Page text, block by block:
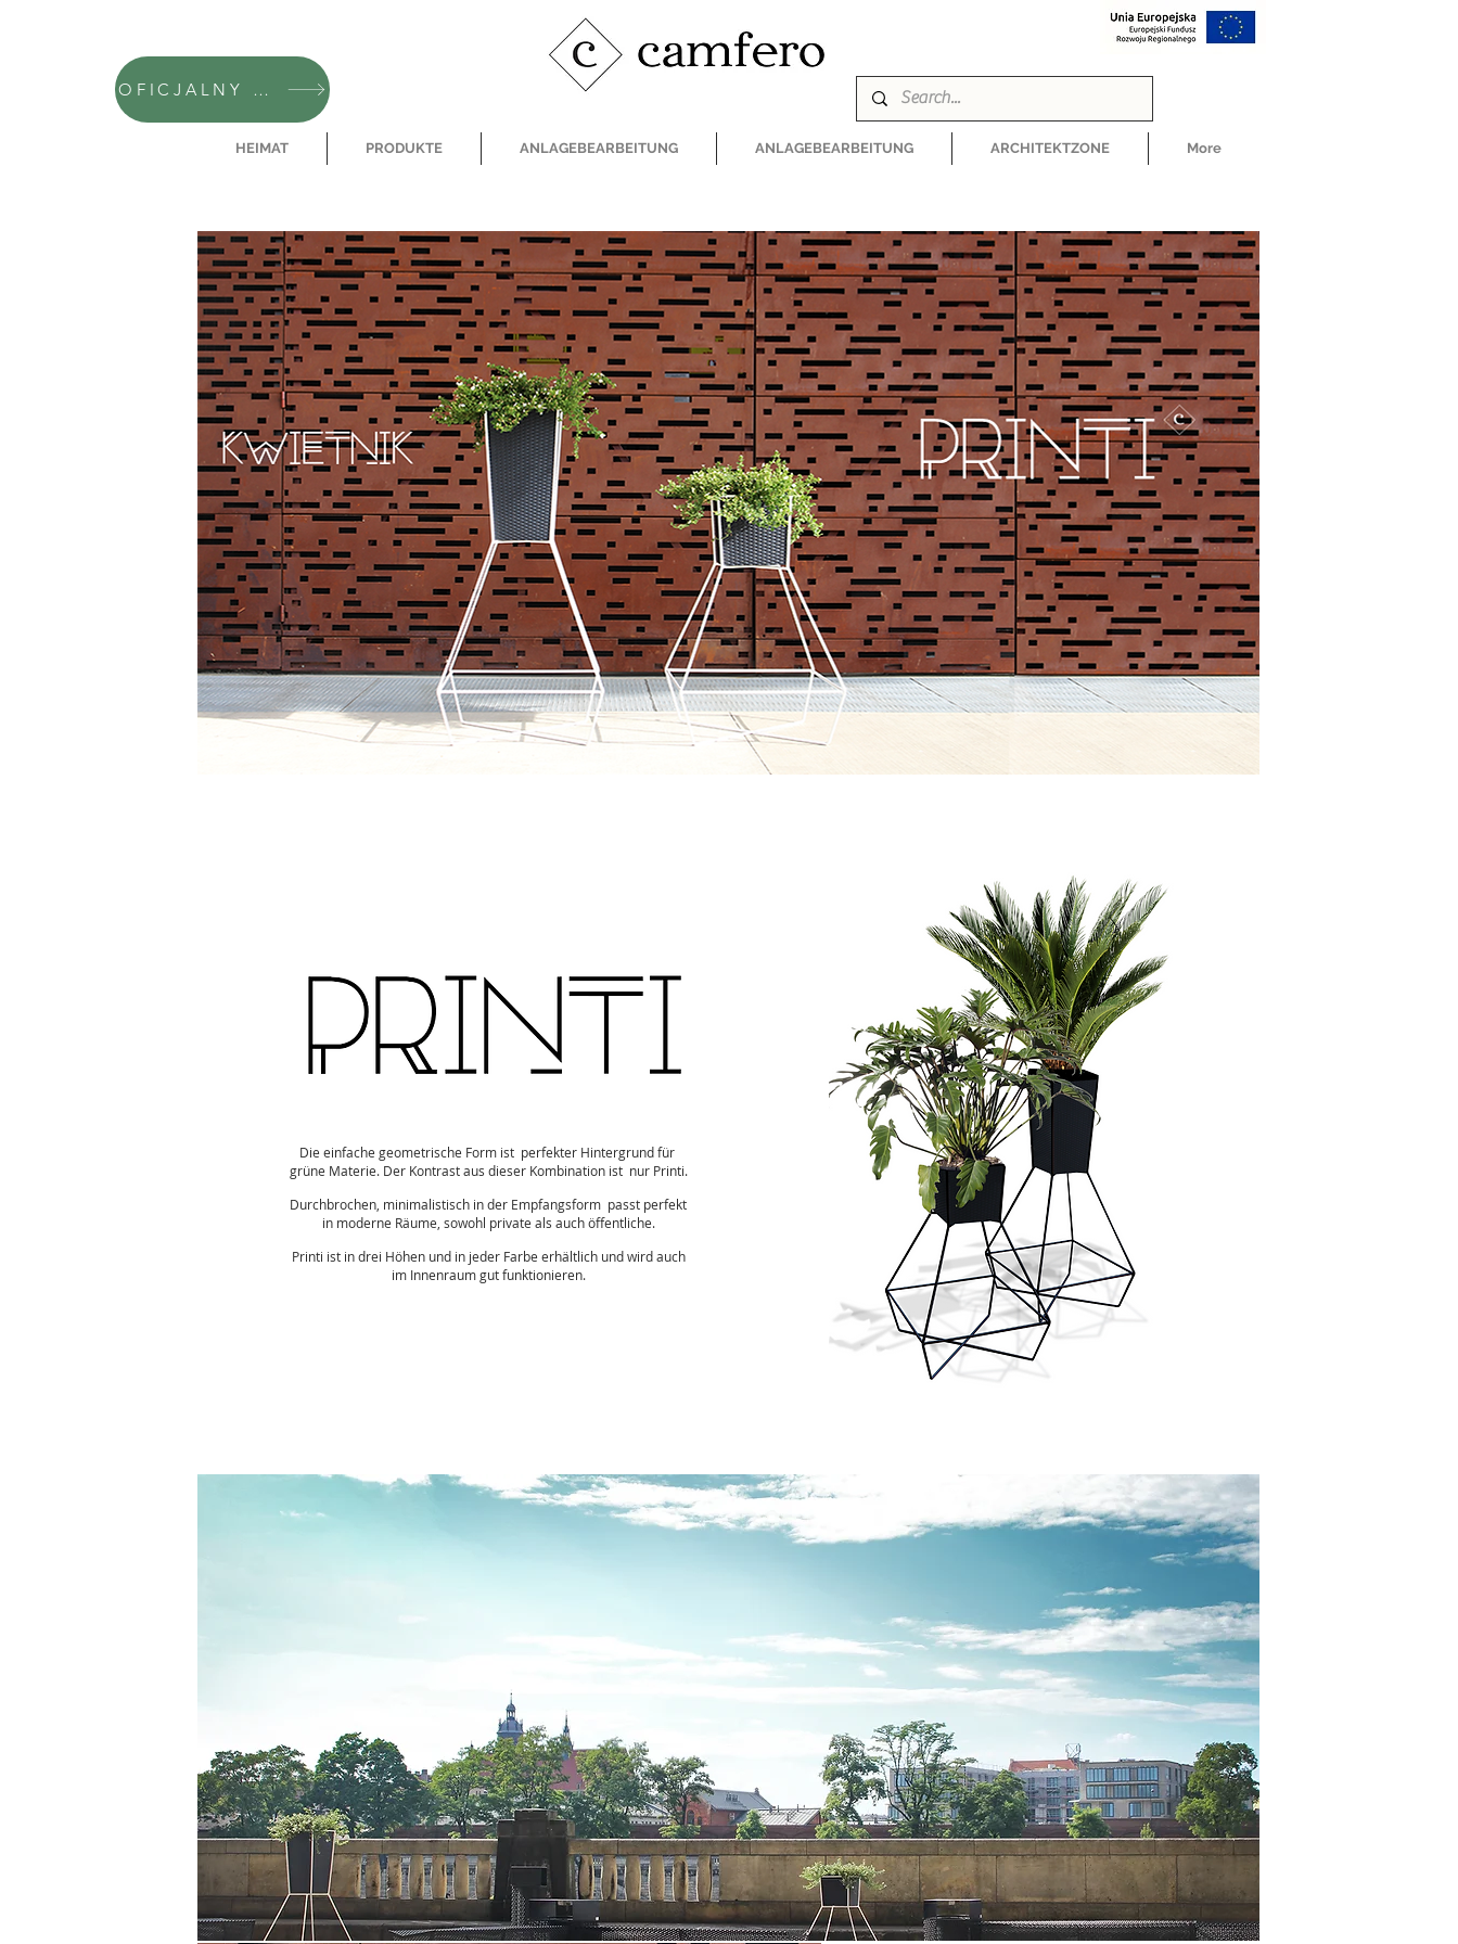
OFICJALNY SKLEP CAMFERO
HEIMAT PRODUKTE ANLAGEBEARBEITUNG ANLAGEBEARBEITUNG ARCHITEKTZONE More
Die einfache geometrische Form ist perfekter Hintergrund für
grüne Materie. Der Kontrast aus dieser Kombination ist nur Printi.
Durchbrochen, minimalistisch in der Empfangsform passt perfekt
in moderne Räume, sowohl private als auch öffentliche.
Printi ist in drei Höhen und in jeder Farbe erhältlich und wird auch
im Innenraum gut funktionieren.